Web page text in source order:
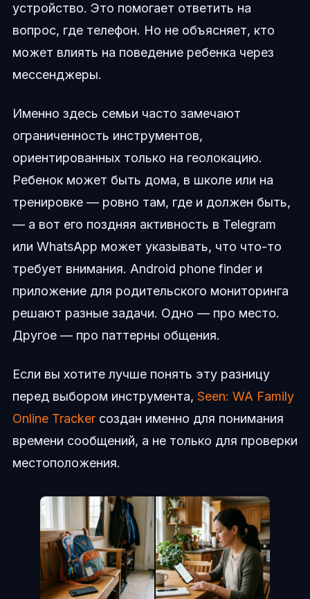
устройство. Это помогает ответить на
вопрос, где телефон. Но не объясняет, кто
может влиять на поведение ребенка через
мессенджеры.
Именно здесь семьи часто замечают
ограниченность инструментов,
ориентированных только на геолокацию.
Ребенок может быть дома, в школе или на
тренировке — ровно там, где и должен быть,
— а вот его поздняя активность в Telegram
или WhatsApp может указывать, что что-то
требует внимания. Android phone finder и
приложение для родительского мониторинга
решают разные задачи. Одно — про место.
Другое — про паттерны общения.
Если вы хотите лучше понять эту разницу
перед выбором инструмента, Seen: WA Family
Online Trackerсоздан именно для понимания
времени сообщений, а не только для проверки
местоположения.